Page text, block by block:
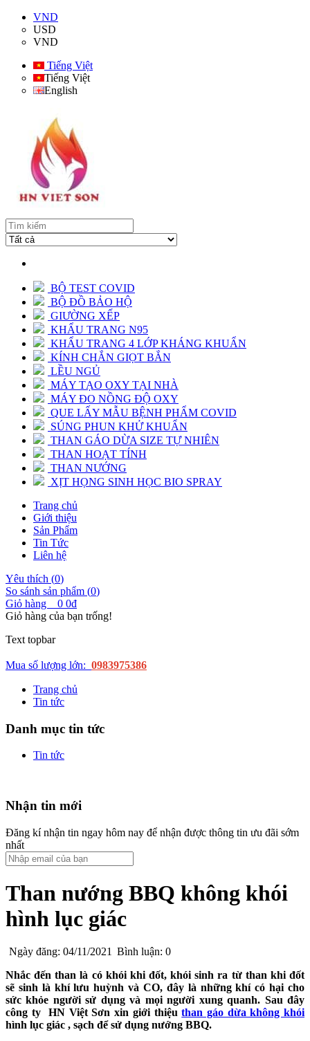
VND
USD
VND
Tiếng Việt
Tiếng Việt
English
BỘ TEST COVID
BỘ ĐỒ BẢO HỘ
GIƯỜNG XẾP
KHẨU TRANG N95
KHẨU TRANG 4 LỚP KHÁNG KHUẨN
KÍNH CHẮN GIỌT BẮN
LỀU NGỦ
MÁY TẠO OXY TẠI NHÀ
MÁY ĐO NỒNG ĐỘ OXY
QUE LẤY MẪU BỆNH PHẨM COVID
SÚNG PHUN KHỬ KHUẨN
THAN GÁO DỪA SIZE TỰ NHIÊN
THAN HOẠT TÍNH
THAN NƯỚNG
XỊT HỌNG SINH HỌC BIO SPRAY
Trang chủ
Giới thiệu
Sản Phẩm
Tin Tức
Liên hệ
Yêu thích (0)
So sánh sản phẩm (0)
Giỏ hàng
0 0đ
Giỏ hàng của bạn trống!
Text topbar
Mua số lượng lớn: 0983975386
Trang chủ
Tin tức
Danh mục tin tức
Tin tức
Nhận tin mới
Đăng kí nhận tin ngay hôm nay để nhận được thông tin ưu đãi sớm
nhất
Than nướng BBQ không khói
hình lục giác
Ngày đăng: 04/11/2021 Bình luận: 0
Nhắc đến than là có khói khi đốt, khói sinh ra từ than khi đốt
sẽ sinh là khí lưu huỳnh và CO, đây là những khí có hại cho
sức khỏe người sử dụng và mọi người xung quanh. Sau đây
công ty HN Việt Sơn xin giới thiệuthan gáo dừa không khói
hình lục giác , sạch để sử dụng nướng BBQ.